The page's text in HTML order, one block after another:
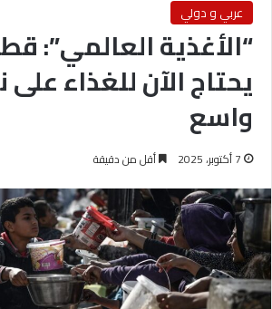
عربي و دولي
“الأغذية العالمي”:
يحتاج الآن للغذاء
واسع
7 أكتوبر، 2025 أقل من دقيقة